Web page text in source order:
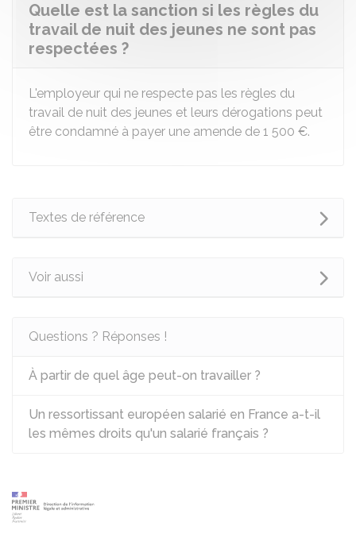
Quelle est la sanction si les règles du
travail de nuit des jeunes ne sont pas
respectées ?
L'employeur qui ne respecte pas les règles du
travail de nuit des jeunes et leurs dérogations peut
être condamné à payer une amende de 1 500 €.
Textes de référence
Voir aussi
Questions ? Réponses !
À partir de quel âge peut-on travailler ?
Un ressortissant européen salarié en France a-t-il
les mêmes droits qu'un salarié français ?